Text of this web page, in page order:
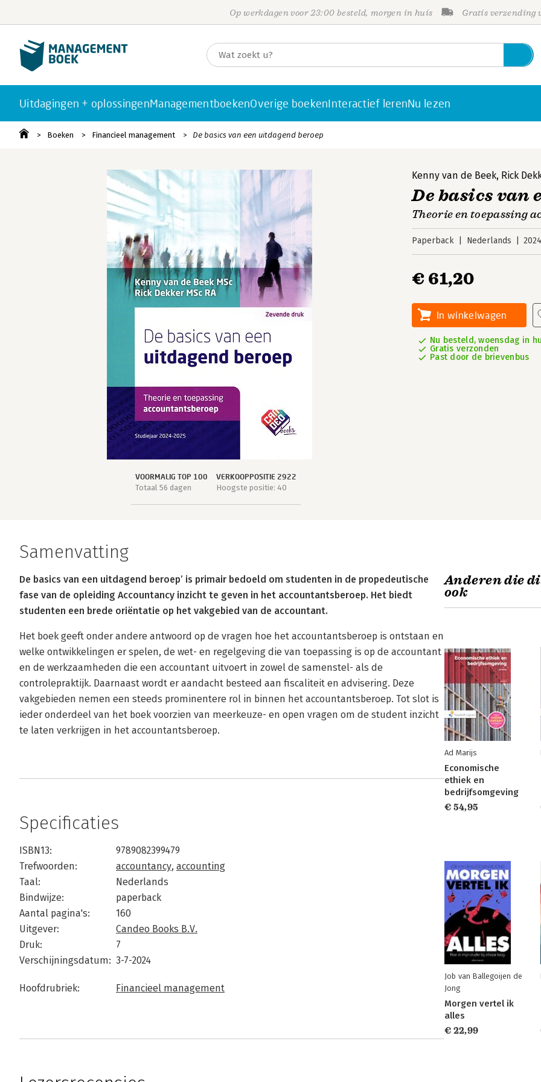
Op werkdagen voor 23:00 besteld, morgen in huis Gratis verzending
Uitdagingen + oplossingenManagementboekenOverige boekenInteractief lerenNu lezen
Boeken Financieel management De basics van een uitdagend beroep
VOORMALIG TOP 100
Totaal 56 dagen
VERKOOPPOSITIE 2922
Hoogste positie: 40
Kenny van de Beek, Rick
De basics van
Theorie en toepassing
Paperback Nederlands
€ 61,20
In winkelwagen
Nu besteld, woensdag in
Gratis verzonden
Past door de brievenbus
Samenvatting
De basics van een uitdagend beroep’ is primair bedoeld om studenten in de propedeutische
fase van de opleiding Accountancy inzicht te geven in het accountantsberoep. Het biedt
studenten een brede oriëntatie op het vakgebied van de accountant.
Het boek geeft onder andere antwoord op de vragen hoe het accountantsberoep is ontstaan en
welke ontwikkelingen er spelen, de wet- en regelgeving die van toepassing is op de accountant
en de werkzaamheden die een accountant uitvoert in zowel de samenstel- als de
controlepraktijk. Daarnaast wordt er aandacht besteed aan fiscaliteit en advisering. Deze
vakgebieden nemen een steeds prominentere rol in binnen het accountantsberoep. Tot slot is
ieder onderdeel van het boek voorzien van meerkeuze- en open vragen om de student inzicht
te laten verkrijgen in het accountantsberoep.
Specificaties
ISBN13:
9789082399479
Trefwoorden:
accountancy, accounting
Taal:
Nederlands
Bindwijze:
paperback
Aantal pagina's:
160
Uitgever:
Candeo Books B.V.
Druk:
7
Verschijningsdatum: 3-7-2024
Hoofdrubriek: Financieel management
Anderen die
ook
Ad Marijs
Economische
ethiek en
bedrijfsomgeving
€ 54,95
Job van Ballegoijen de
Jong
Morgen vertel ik
alles
€ 22,99